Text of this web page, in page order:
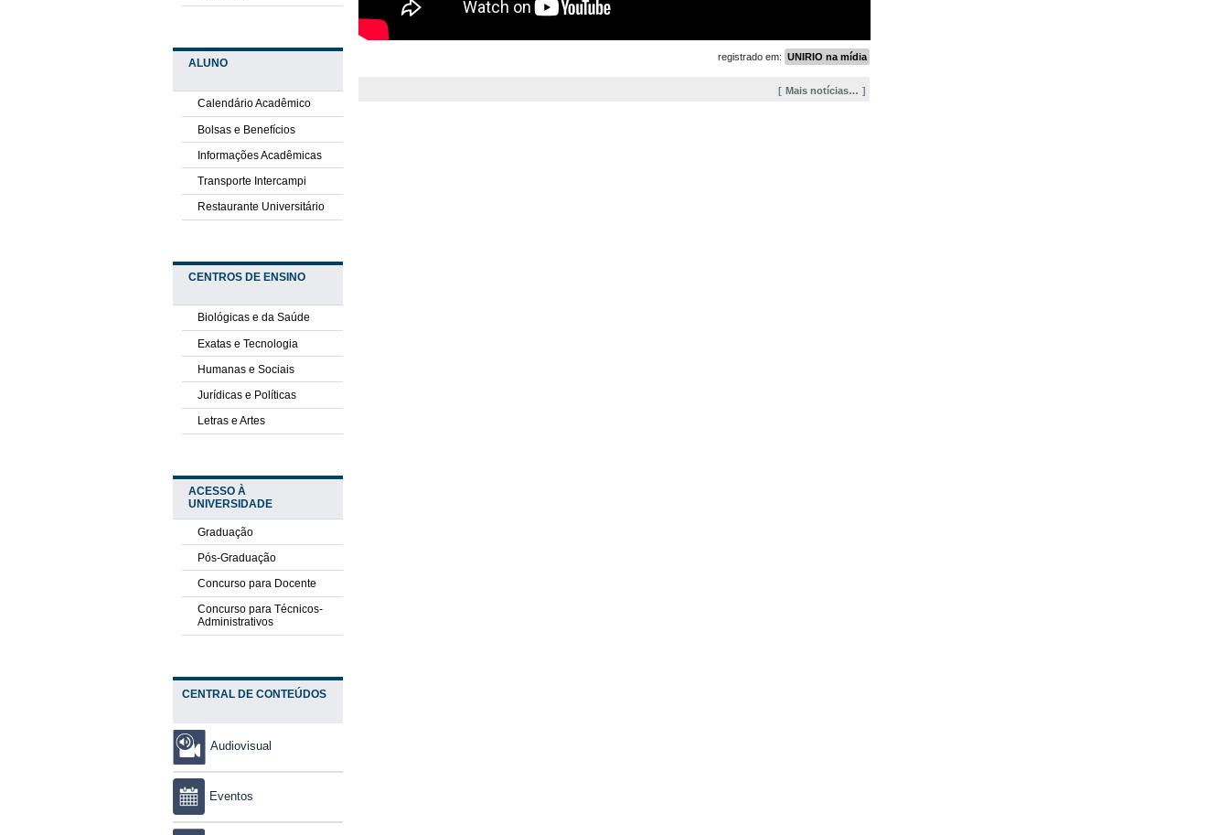
ALUNO
Calendário Acadêmico
Bolsas e Benefícios
Informações Acadêmicas
Transporte Intercampi
Restaurante Universitário
CENTROS DE ENSINO
Biológicas e da Saúde
Exatas e Tecnologia
Humanas e Sociais
Jurídicas e Políticas
Letras e Artes
ACESSO À
UNIVERSIDADE
Graduação
Pós-Graduação
Concurso para Docente
Concurso para Técnicos-
Administrativos
CENTRAL DE CONTEÚDOS
Audiovisual
Eventos
registrado em: UNIRIO na mídia
Mais notícias…